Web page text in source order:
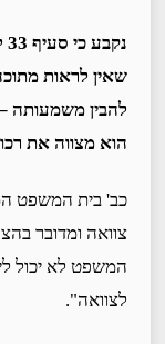
שאין לראות
להבין משמעותה
הוא מצווה את
כב' בית המשפט
צוואה ומדובר
המשפט לא יכול
לצוואה".